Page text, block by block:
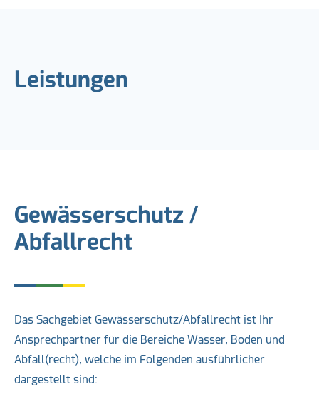
Leistungen
Gewässerschutz /
Abfallrecht
Das Sachgebiet Gewässerschutz/Abfallrecht ist Ihr
Ansprechpartner für die Bereiche Wasser, Boden und
Abfall(recht), welche im Folgenden ausführlicher
dargestellt sind: